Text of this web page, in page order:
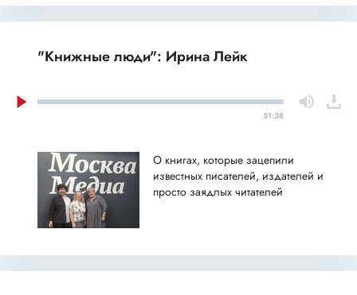
"Книжные люди": Ирина Лейк
51:38
О книгах, которые зацепили
известных писателей, издателей и
просто заядлых читателей